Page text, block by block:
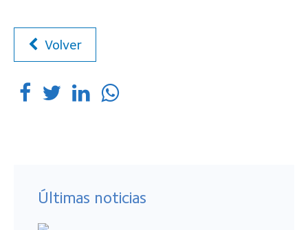
Volver
Últimas noticias